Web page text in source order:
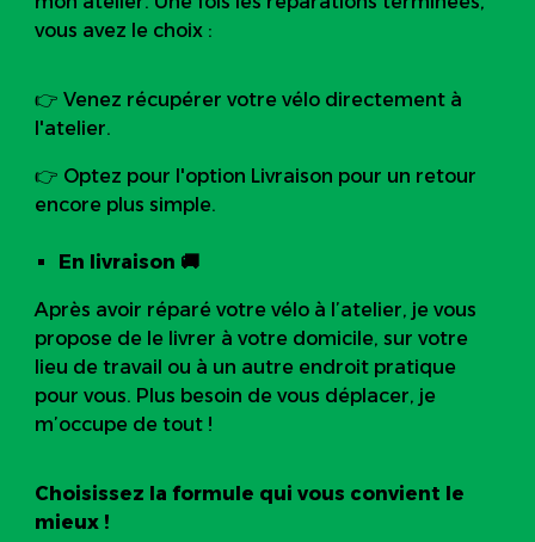
vous avez le choix :
👉Venez récupérer votre vélo directement à
l'atelier.
👉 Optez pour l'option Livraison pour un retour
encore plus simple.
En livraison 🚚
Après avoir réparé votre vélo à l’atelier, je vous
propose de le livrer à votre domicile, sur votre
lieu de travail ou à un autre endroit pratique
pour vous. Plus besoin de vous déplacer, je
m’occupe de tout !
Choisissez la formule qui vous convient le
mieux !